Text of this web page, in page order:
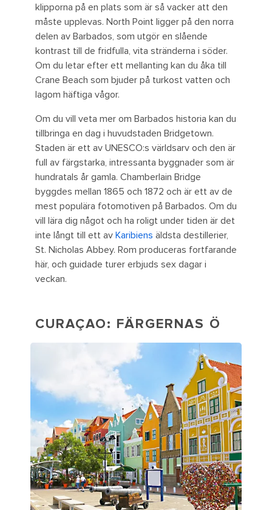
klipporna på en plats som är så vacker att den
måste upplevas. North Point ligger på den norra
delen av Barbados, som utgör en slående
kontrast till de fridfulla, vita stränderna i söder.
Om du letar efter ett mellanting kan du åka till
Crane Beach som bjuder på turkost vatten och
lagom häftiga vågor.
Om du vill veta mer om Barbados historia kan du
tillbringa en dag i huvudstaden Bridgetown.
Staden är ett av UNESCO:s världsarv och den är
full av färgstarka, intressanta byggnader som är
hundratals år gamla. Chamberlain Bridge
byggdes mellan 1865 och 1872 och är ett av de
mest populära fotomotiven på Barbados. Om du
vill lära dig något och ha roligt under tiden är det
inte långt till ett av Karibiens äldsta destillerier,
St. Nicholas Abbey. Rom produceras fortfarande
här, och guidade turer erbjuds sex dagar i
veckan.
CURAÇAO: FÄRGERNAS Ö